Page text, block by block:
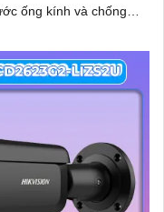
ống kính và chống